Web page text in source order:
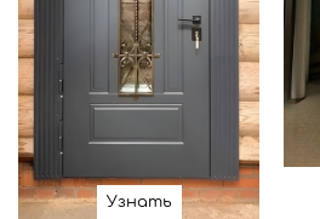
Узнать